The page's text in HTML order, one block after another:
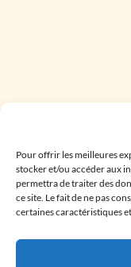
Pour offrir les meilleures
stocker et/ou accéder aux
permettra de traiter des
ce site. Le fait de ne pas
certaines caractéristiques